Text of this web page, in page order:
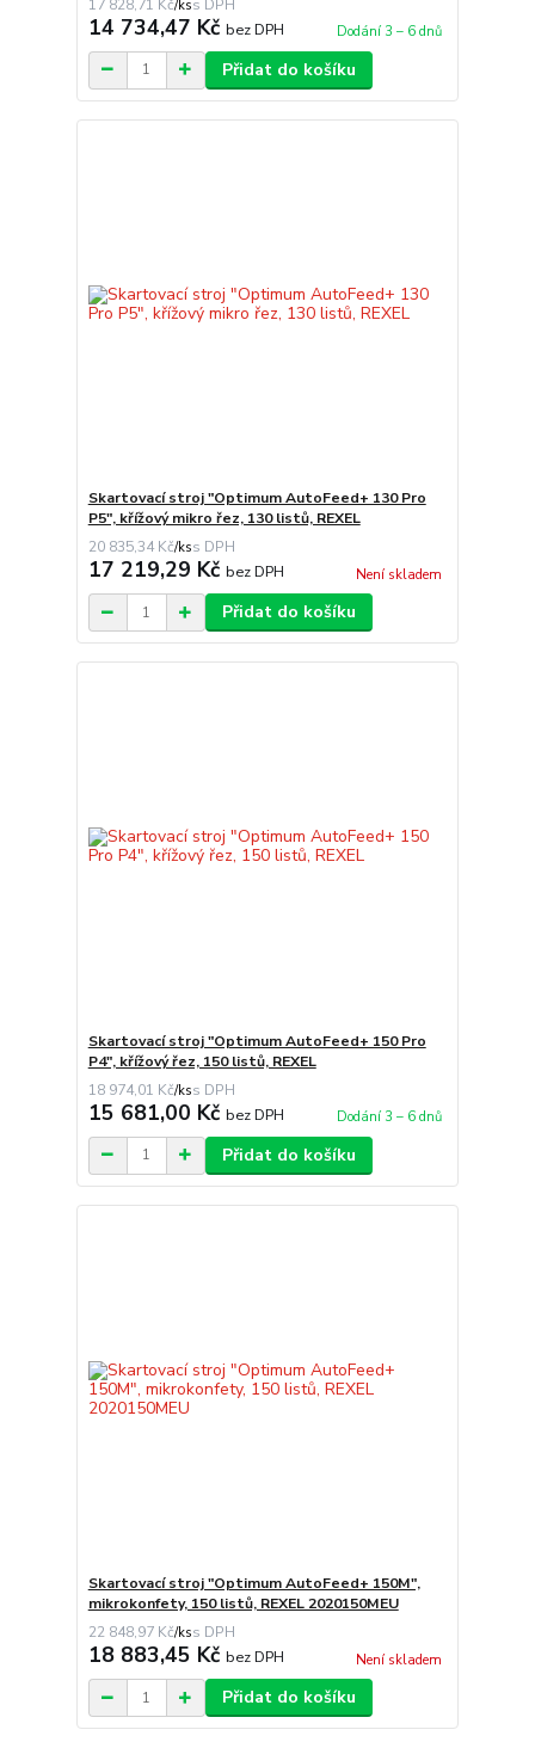
17 828,71 Kč/ks
14 734,47 Kč bez DPH Dodání 3 – 6 dnů
Přidat do košíku
Skartovací stroj "Optimum AutoFeed+ 130 Pro
P5", křížový mikro řez, 130 listů, REXEL
20 835,34 Kč/ks
17 219,29 Kč bez DPH Není skladem
Přidat do košíku
Skartovací stroj "Optimum AutoFeed+ 150 Pro
P4", křížový řez, 150 listů, REXEL
18 974,01 Kč/ks
15 681,00 Kč bez DPH Dodání 3 – 6 dnů
Přidat do košíku
Skartovací stroj "Optimum AutoFeed+ 150M",
mikrokonfety, 150 listů, REXEL 2020150MEU
22 848,97 Kč/ks
18 883,45 Kč bez DPH Není skladem
Přidat do košíku